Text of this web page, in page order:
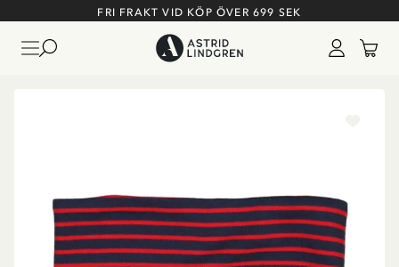
FRI FRAKT VID KÖP ÖVER 699 SEK